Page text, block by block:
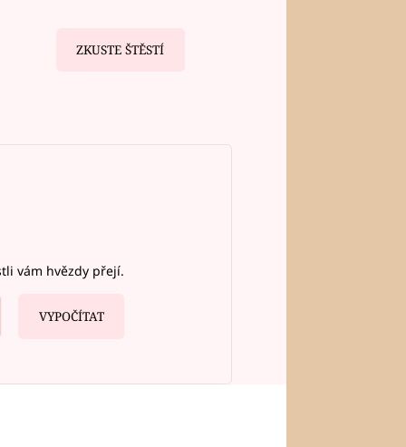
ZKUSTE ŠTĚSTÍ
vám hvězdy přejí.
VYPOČÍTAT